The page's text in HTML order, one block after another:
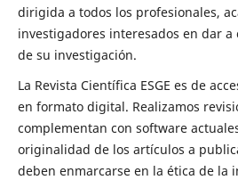
dirigida a todos los profesionales,
investigadores interesados en dar a
de su investigación.
La Revista Científica ESGE es de
en formato digital. Realizamos
complementan con software
originalidad de los artículos a
deben enmarcarse en la ética de la